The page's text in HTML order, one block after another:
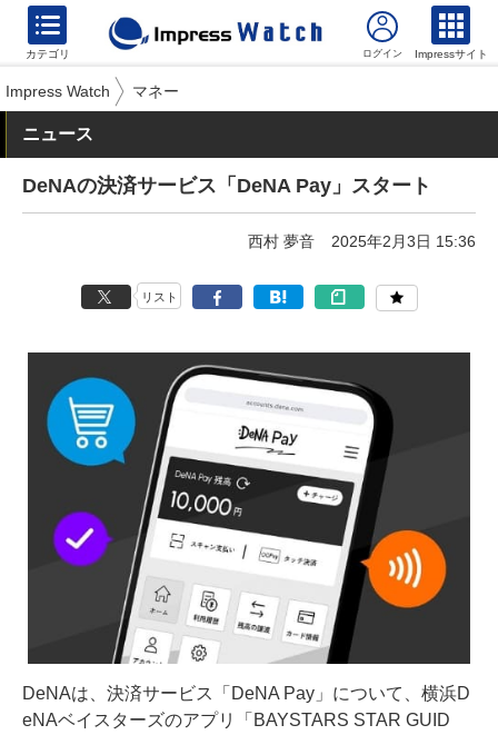
カテゴリ Impressサイト
Impress Watch マネー
ニュース
DeNAの決済サービス「DeNA Pay」スタート
西村 夢音 2025年2月3日 15:36
リスト
DeNAは、決済サービス「DeNA Pay」について、横浜D
eNAベイスターズのアプリ「BAYSTARS STAR GUID